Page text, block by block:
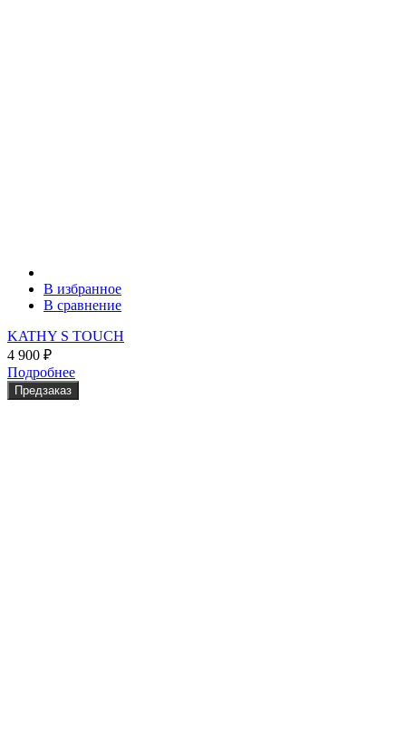
В избранное
В сравнение
KATHY S TOUCH
4 900 ₽
Подробнее
Предзаказ